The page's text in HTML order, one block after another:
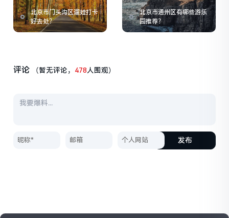
北京市门头沟区遛娃打卡
好去处？
北京市通州区有哪些游乐
园推荐？
评论 （暂无评论， 478人围观）
发布